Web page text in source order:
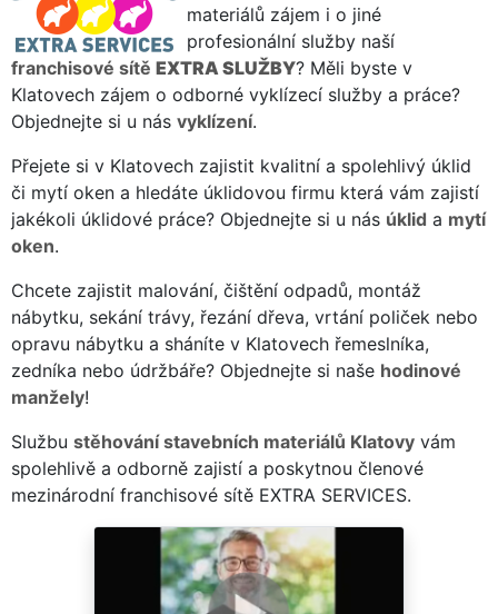
materiálů zájem i o jiné
profesionální služby naší
franchisové sítě EXTRA SLUŽBY? Měli byste v
Klatovech zájem o odborné vyklízecí služby a práce?
Objednejte si u nás vyklízení.
Přejete si v Klatovech zajistit kvalitní a spolehlivý úklid
či mytí oken a hledáte úklidovou firmu která vám zajistí
jakékoli úklidové práce? Objednejte si u nás úklid a mytí
oken.
Chcete zajistit malování, čištění odpadů, montáž
nábytku, sekání trávy, řezání dřeva, vrtání poliček nebo
opravu nábytku a sháníte v Klatovech řemeslníka,
zedníka nebo údržbáře? Objednejte si naše hodinové
manžely!
Službu stěhování stavebních materiálů Klatovy vám
spolehlivě a odborně zajistí a poskytnou členové
mezinárodní franchisové sítě EXTRA SERVICES.